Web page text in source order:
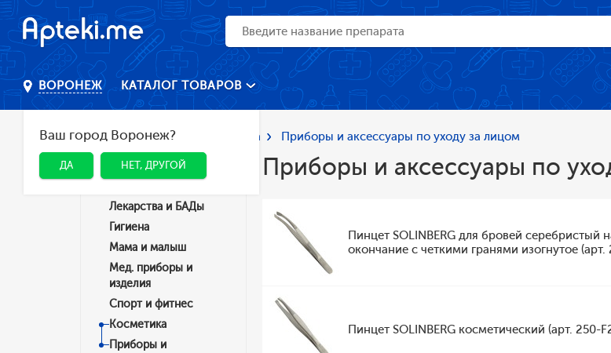
ВОРОНЕЖ
Ваш город Воронеж?
ДА НЕТ, ДРУГОЙ
КАТАЛОГ ТОВАРОВ
Главная Каталог Косметика Приборы и аксессуары по уходу за лицом
Категории
Лекарства и БАДы
Гигиена
Мама и малыш
Мед. приборы и
изделия
Спорт и фитнес
Косметика
Приборы и
Приборы и аксессуары по
Пинцет SOLINBERG для бровей серебристый
окончание с четкими гранями изогнутое (арт.
Пинцет SOLINBERG косметический (арт. 250-